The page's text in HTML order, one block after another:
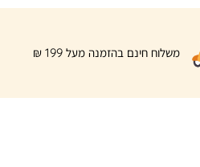
משלוח חינם בהזמנה מעל 199 ₪